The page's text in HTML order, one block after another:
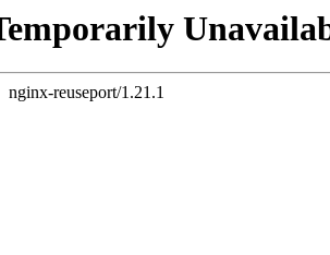
nginx-reuseport/1.21.1